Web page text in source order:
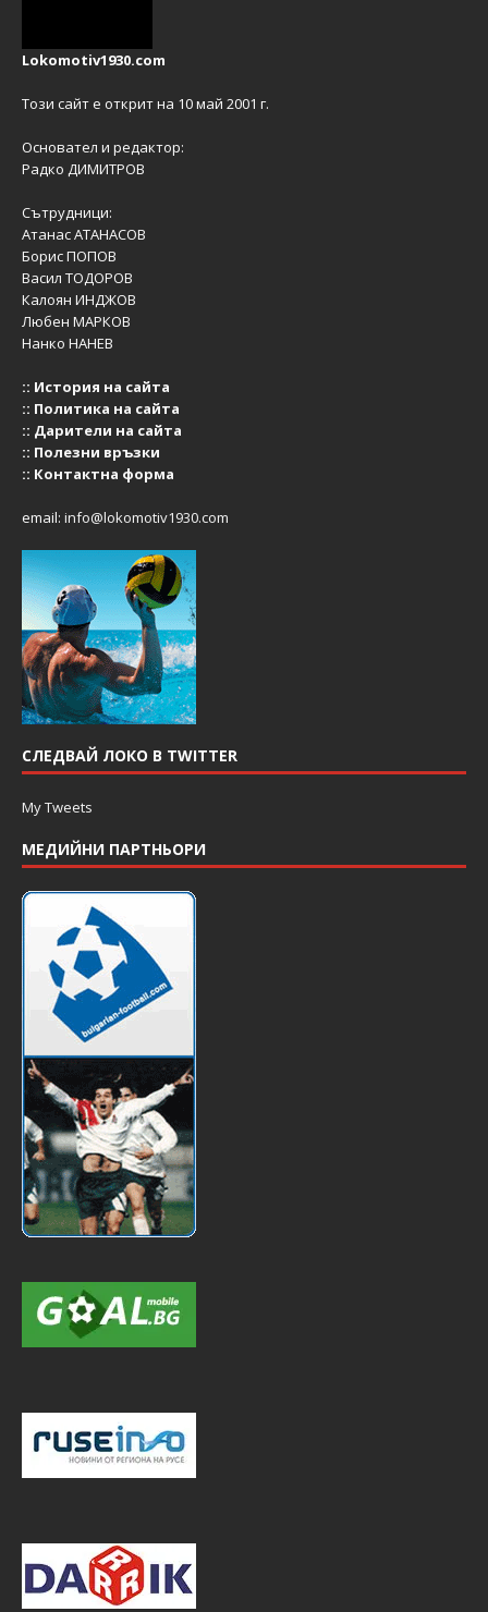
Lokomotiv1930.com
Този сайт е открит на 10 май 2001 г.
Основател и редактор:
Радко ДИМИТРОВ
Сътрудници:
Атанас АТАНАСОВ
Борис ПОПОВ
Васил ТОДОРОВ
Калоян ИНДЖОВ
Любен МАРКОВ
Нанко НАНЕВ
:: История на сайта
:: Политика на сайта
:: Дарители на сайта
:: Полезни връзки
:: Контактна форма
email: info@lokomotiv1930.com
СЛЕДВАЙ ЛОКО В TWITTER
My Tweets
МЕДИЙНИ ПАРТНЬОРИ